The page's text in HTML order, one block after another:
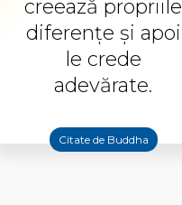
creează propriile
diferenţe şi apoi
le crede
adevărate.
Citate de Buddha